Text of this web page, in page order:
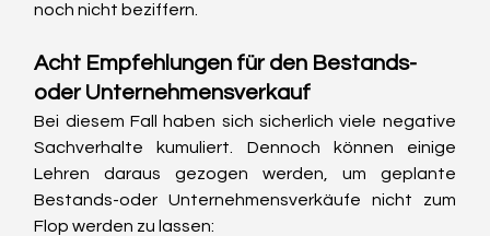
noch nicht beziffern.
Acht Empfehlungen für den Bestands-
oder Unternehmensverkauf
Bei diesem Fall haben sich sicherlich viele negative
Sachverhalte kumuliert. Dennoch können einige
Lehren daraus gezogen werden, um geplante
Bestands-oder Unternehmensverkäufe nicht zum
Flop werden zu lassen: